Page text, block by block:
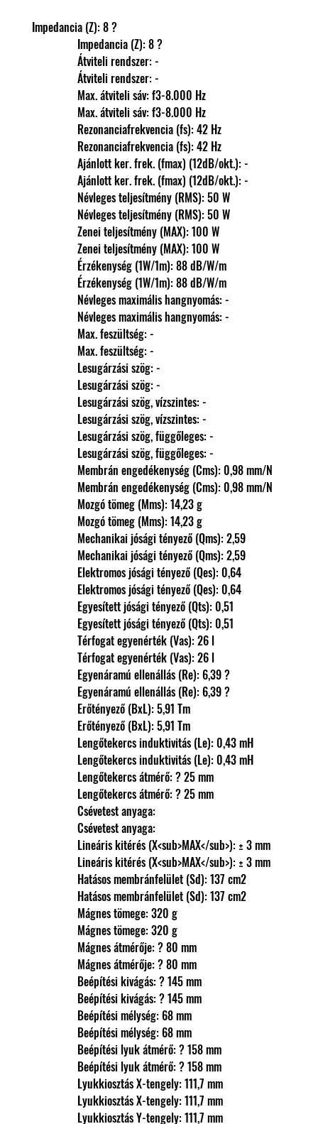
Impedancia (Z): 8 ?
                Impedancia (Z): 8 ?
                Átviteli rendszer: -
                Átviteli rendszer: -
                Max. átviteli sáv: f3-8.000 Hz
                Max. átviteli sáv: f3-8.000 Hz
                Rezonanciafrekvencia (fs): 42 Hz
                Rezonanciafrekvencia (fs): 42 Hz
                Ajánlott ker. frek. (fmax) (12dB/okt.): -
                Ajánlott ker. frek. (fmax) (12dB/okt.): -
                Névleges teljesítmény (RMS): 50 W
                Névleges teljesítmény (RMS): 50 W
                Zenei teljesítmény (MAX): 100 W
                Zenei teljesítmény (MAX): 100 W
                Érzékenység (1W/1m): 88 dB/W/m
                Érzékenység (1W/1m): 88 dB/W/m
                Névleges maximális hangnyomás: -
                Névleges maximális hangnyomás: -
                Max. feszültség: -
                Max. feszültség: -
                Lesugárzási szög: -
                Lesugárzási szög: -
                Lesugárzási szög, vízszintes: -
                Lesugárzási szög, vízszintes: -
                Lesugárzási szög, függőleges: -
                Lesugárzási szög, függőleges: -
                Membrán engedékenység (Cms): 0,98 mm/N
                Membrán engedékenység (Cms): 0,98 mm/N
                Mozgó tömeg (Mms): 14,23 g
                Mozgó tömeg (Mms): 14,23 g
                Mechanikai jósági tényező (Qms): 2,59
                Mechanikai jósági tényező (Qms): 2,59
                Elektromos jósági tényező (Qes): 0,64
                Elektromos jósági tényező (Qes): 0,64
                Egyesített jósági tényező (Qts): 0,51
                Egyesített jósági tényező (Qts): 0,51
                Térfogat egyenérték (Vas): 26 l
                Térfogat egyenérték (Vas): 26 l
                Egyenáramú ellenállás (Re): 6,39 ?
                Egyenáramú ellenállás (Re): 6,39 ?
                Erőtényező (BxL): 5,91 Tm
                Erőtényező (BxL): 5,91 Tm
                Lengőtekercs induktivitás (Le): 0,43 mH
                Lengőtekercs induktivitás (Le): 0,43 mH
                Lengőtekercs átmérő: ? 25 mm
                Lengőtekercs átmérő: ? 25 mm
                Csévetest anyaga:
                Csévetest anyaga:
                Lineáris kitérés (X<sub>MAX</sub>): ± 3 mm
                Lineáris kitérés (X<sub>MAX</sub>): ± 3 mm
                Hatásos membránfelület (Sd): 137 cm2
                Hatásos membránfelület (Sd): 137 cm2
                Mágnes tömege: 320 g
                Mágnes tömege: 320 g
                Mágnes átmérője: ? 80 mm
                Mágnes átmérője: ? 80 mm
                Beépítési kivágás: ? 145 mm
                Beépítési kivágás: ? 145 mm
                Beépítési mélység: 68 mm
                Beépítési mélység: 68 mm
                Beépítési lyuk átmérő: ? 158 mm
                Beépítési lyuk átmérő: ? 158 mm
                Lyukkiosztás X-tengely: 111,7 mm
                Lyukkiosztás X-tengely: 111,7 mm
                Lyukkiosztás Y-tengely: 111,7 mm